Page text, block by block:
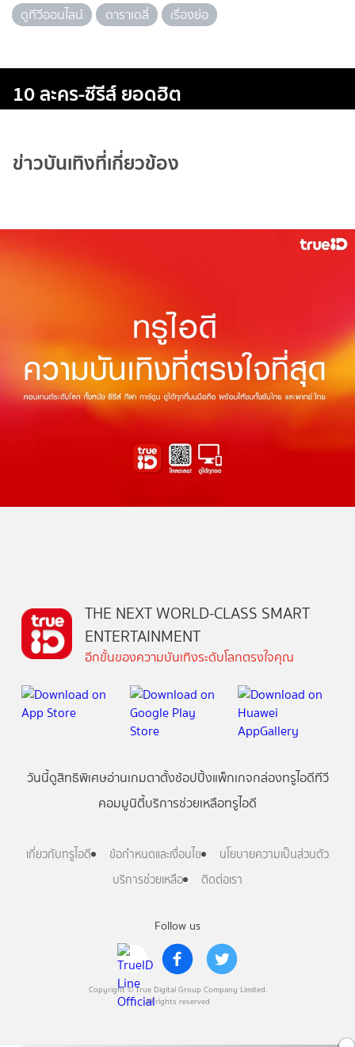
ดูทีวีออนไลน์
ดาราเดลี่ เรื่องย่อ
10 ละคร-ซีรีส์ ยอดฮิต
ข่าวบันเทิงที่เกี่ยวข้อง
Follow us
Copyright © True Digital Group Company Limited.
All rights reserved
THE NEXT WORLD-CLASS SMART
ENTERTAINMENT
อีกขั้นของความบันเทิงระดับโลกตรงใจคุณ
วันนี้ดูสิทธิพิเศษอ่านเกมตาตั้งช้อปปิ้งแพ็กเกจกล่องทรูไอดีทีวี
คอมมูนิตี้บริการช่วยเหลือทรูไอดี
เกี่ยวกับทรูไอดี ข้อกำหนดและเงื่อนไข
นโยบายความเป็นส่วนตัว
บริการช่วยเหลือ
ติดต่อเรา